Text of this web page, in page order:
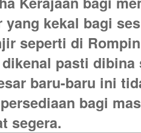
kekal bagi
seperti di
pasti dibina
baru-baru ini
bagi
segera.